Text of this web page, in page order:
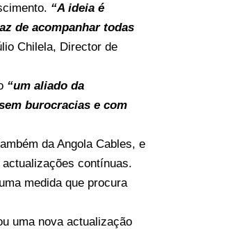
“A ideia é
de acompanhar todas
Chilela, Director de
“um aliado da
burocracias e com
da Angola Cables, e
contínuas.
medida que procura
uma nova actualização